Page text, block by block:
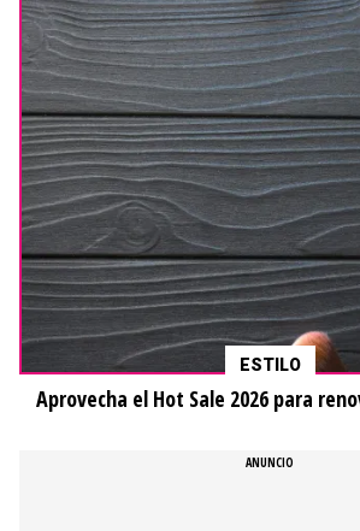
ESTILO
Aprovecha el Hot Sale 2026 para